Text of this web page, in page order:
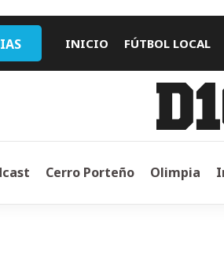
INICIO FÚTBOL LOCAL
Cerro Porteño Olimpia